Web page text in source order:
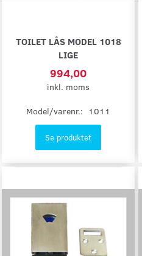
TOILET LÅS MODEL 1018
LIGE
994,00
inkl. moms
Model/varenr.: 1011
Se produktet